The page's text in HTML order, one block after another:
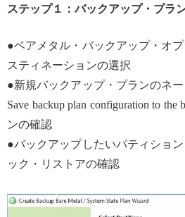
ステップ１：バックアップ・プラ
●ベアメタル・バックアップ・オ
スティネーションの選択
●新規バックアップ・プランのネ
Save backup plan configuration to the
ンの確認
●バックアップしたいパティショ
ック・リストアの確認